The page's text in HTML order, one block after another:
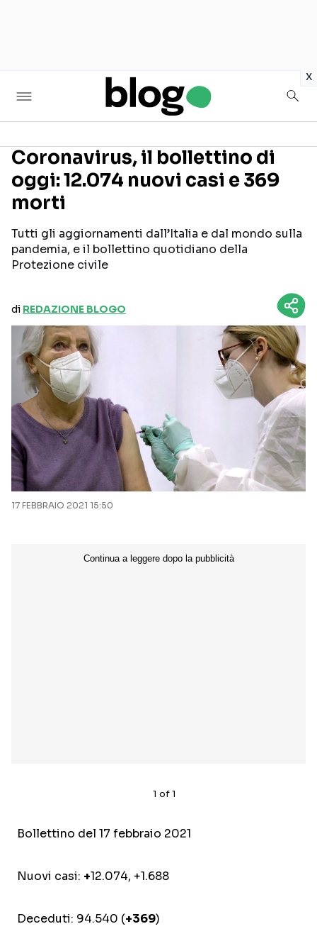
x
Seguici sui social
Coronavirus, il bollettino di
oggi: 12.074 nuovi casi e 369
morti
Tutti gli aggiornamenti dall’Italia e dal mondo sulla
pandemia, e il bollettino quotidiano della
Protezione civile
di REDAZIONE BLOGO
17 FEBBRAIO 2021 15:50
1 of1
Bollettino del 17 febbraio 2021
Nuovi casi: +12.074, +1.688
Deceduti: 94.540 (+369)